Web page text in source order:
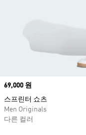
Price
69,000 원
스프린터 쇼츠
Men Originals
다른 컬러